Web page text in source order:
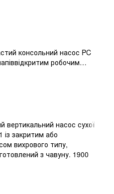
консольний насос PC
робочим
підключенням,